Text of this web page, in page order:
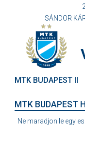
SÁNDOR
MTK BUDAPEST II
MTK BUDAPEST
Ne maradjon le egy